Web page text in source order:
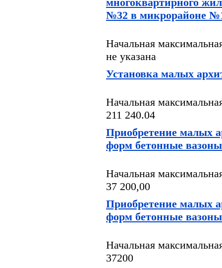
№32 в микрорайоне
Начальная
не указана
Установка малых
Начальная
211 240.04
Приобретение малых
форм бетонные вазоны
Начальная
37 200,00
Приобретение малых
форм бетонные вазоны
Начальная
37200